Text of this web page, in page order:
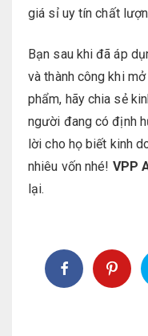
giá sỉ uy tín chất
Bạn sau khi đã áp
và thành công khi
phẩm, hãy chia sẻ
người đang có định
lời cho họ biết kinh
nhiêu vốn nhé! VPP
lại.